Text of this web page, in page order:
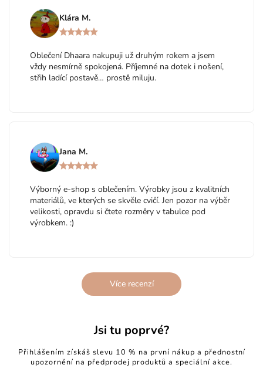
Klára M.
Oblečení Dhaara nakupuji už druhým rokem a jsem
vždy nesmírně spokojená. Příjemné na dotek i nošení,
střih ladící postavě… prostě miluju.
Jana M.
Výborný e-shop s oblečením. Výrobky jsou z kvalitních
materiálů, ve kterých se skvěle cvičí. Jen pozor na výběr
velikosti, opravdu si čtete rozměry v tabulce pod
výrobkem. :)
Více recenzí
Jsi tu poprvé?
Přihlášením získáš slevu 10 % na první nákup a přednostní
upozornění na předprodej produktů a speciální akce.